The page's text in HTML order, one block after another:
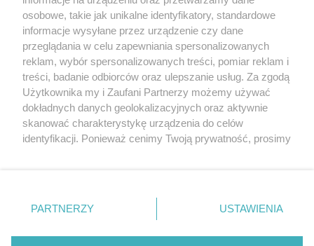
POGODA
17℃
Zobacz prognozę na 3 dni
Copyright © 2022 Kurier Szczeciński sp. z o.o.
Wszelkie prawa zastrzeżone
osobowe, takie jak unikalne identyfikatory, standardowe
informacje wysyłane przez urządzenie czy dane
przeglądania w celu zapewniania spersonalizowanych
reklam, wybór spersonalizowanych treści, pomiar reklam i
treści, badanie odbiorców oraz ulepszanie usług. Za zgodą
Użytkownika my i Zaufani Partnerzy możemy używać
dokładnych danych geolokalizacyjnych oraz aktywnie
skanować charakterystykę urządzenia do celów
identyfikacji. Ponieważ cenimy Twoją prywatność, prosimy
prywatności znajdujący się w lewym dolnym rogu strony
. Niektóre rodzaje przetwarzania danych nie wymagają
PARTNERZY USTAWIENIA